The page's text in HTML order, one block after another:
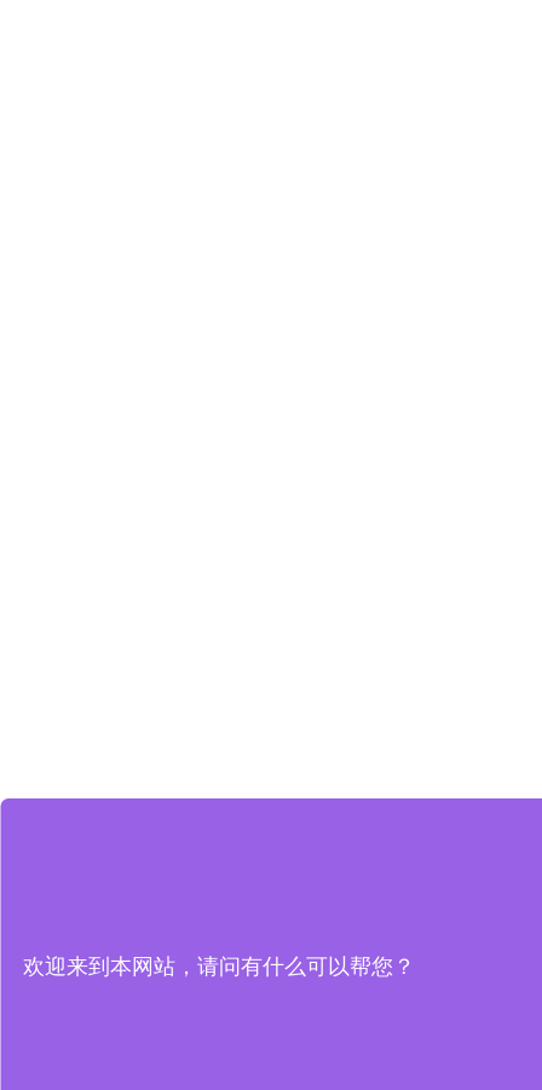
欢迎来到本网站，请问有什么可以帮您？